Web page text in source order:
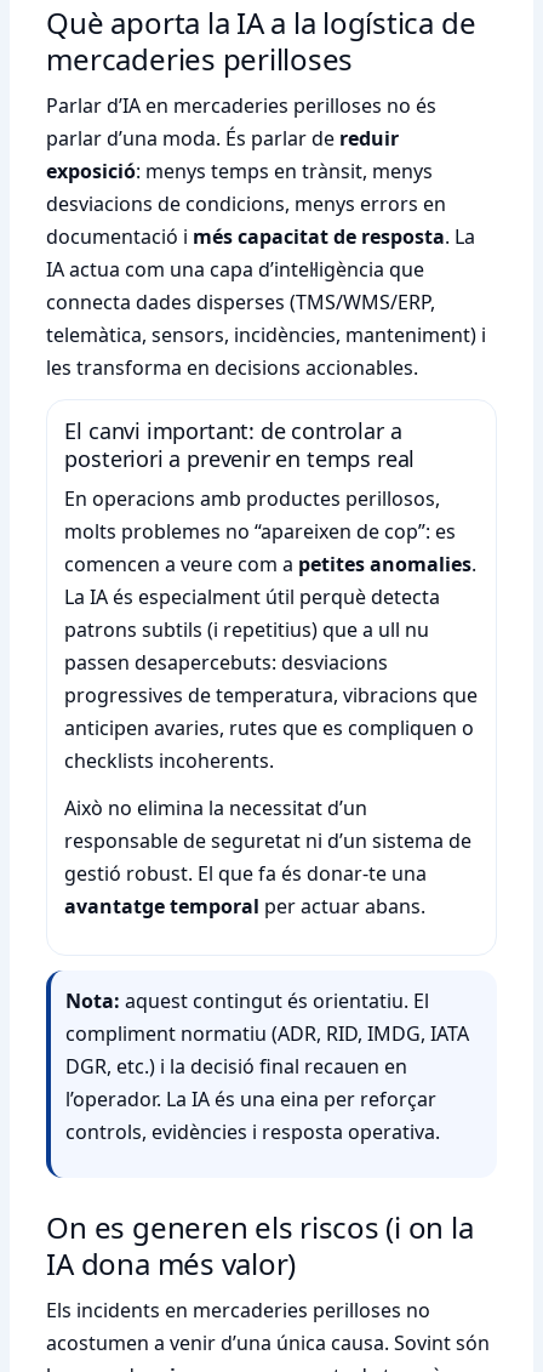
Què aporta la IA a la logística de
mercaderies perilloses
Parlar d’IA en mercaderies perilloses no és
parlar d’una moda. És parlar de reduir
exposició: menys temps en trànsit, menys
desviacions de condicions, menys errors en
documentació i més capacitat de resposta. La
IA actua com una capa d’intel·ligència que
connecta dades disperses (TMS/WMS/ERP,
telemàtica, sensors, incidències, manteniment) i
les transforma en decisions accionables.
El canvi important: de controlar a
posteriori a prevenir en temps real
En operacions amb productes perillosos,
molts problemes no “apareixen de cop”: es
comencen a veure com a petites anomalies.
La IA és especialment útil perquè detecta
patrons subtils (i repetitius) que a ull nu
passen desapercebuts: desviacions
progressives de temperatura, vibracions que
anticipen avaries, rutes que es compliquen o
checklists incoherents.
Això no elimina la necessitat d’un
responsable de seguretat ni d’un sistema de
gestió robust. El que fa és donar-te una
avantatge temporal per actuar abans.
Nota: aquest contingut és orientatiu. El
compliment normatiu (ADR, RID, IMDG, IATA
DGR, etc.) i la decisió final recauen en
l’operador. La IA és una eina per reforçar
controls, evidències i resposta operativa.
On es generen els riscos (i on la
IA dona més valor)
Els incidents en mercaderies perilloses no
acostumen a venir d’una única causa. Sovint són